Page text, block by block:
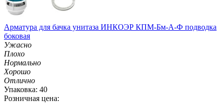
Арматура для бачка унитаза ИНКОЭР КПМ-Бм-А-Ф подводка
боковая
Ужасно
Плохо
Нормально
Хорошо
Отлично
Упаковка: 40
Розничная цена: